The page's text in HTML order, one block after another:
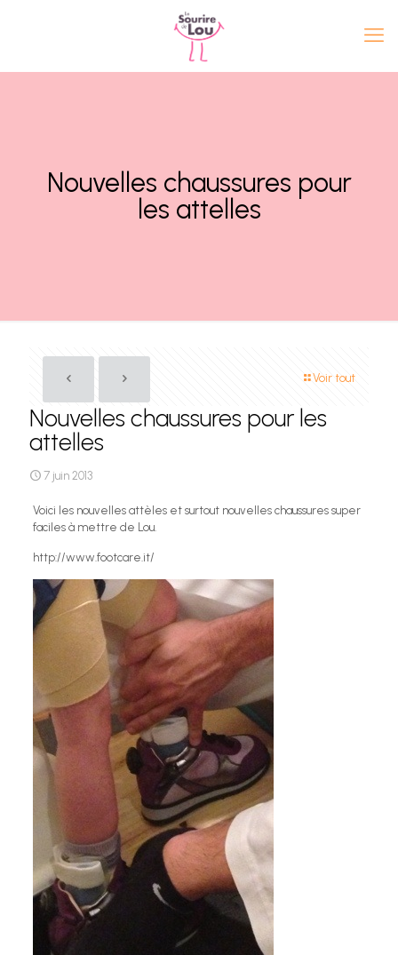
Nouvelles chaussures pour
les attelles
Voir tout
Nouvelles chaussures pour les
attelles
7 juin 2013
Voici les nouvelles attèles et surtout nouvelles chaussures super
faciles à mettre de Lou.
http://www.footcare.it/